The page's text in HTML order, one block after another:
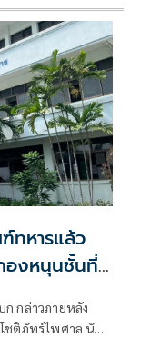
ทหาร​แล้ว
องหนุนชั้นที่
กล่าวภายหลัง
ชติภัทร์ไพศาล นัก